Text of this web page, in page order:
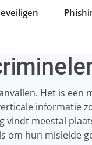
Het is een
informatie
vindt meestal
om hun misleide